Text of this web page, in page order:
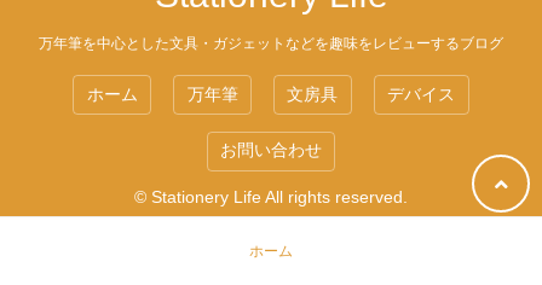
万年筆を中心とした文具・ガジェットなどを趣味をレビューするブログ
ホーム 万年筆 文房具 デバイス
お問い合わせ
© Stationery Life All rights reserved.
ホーム